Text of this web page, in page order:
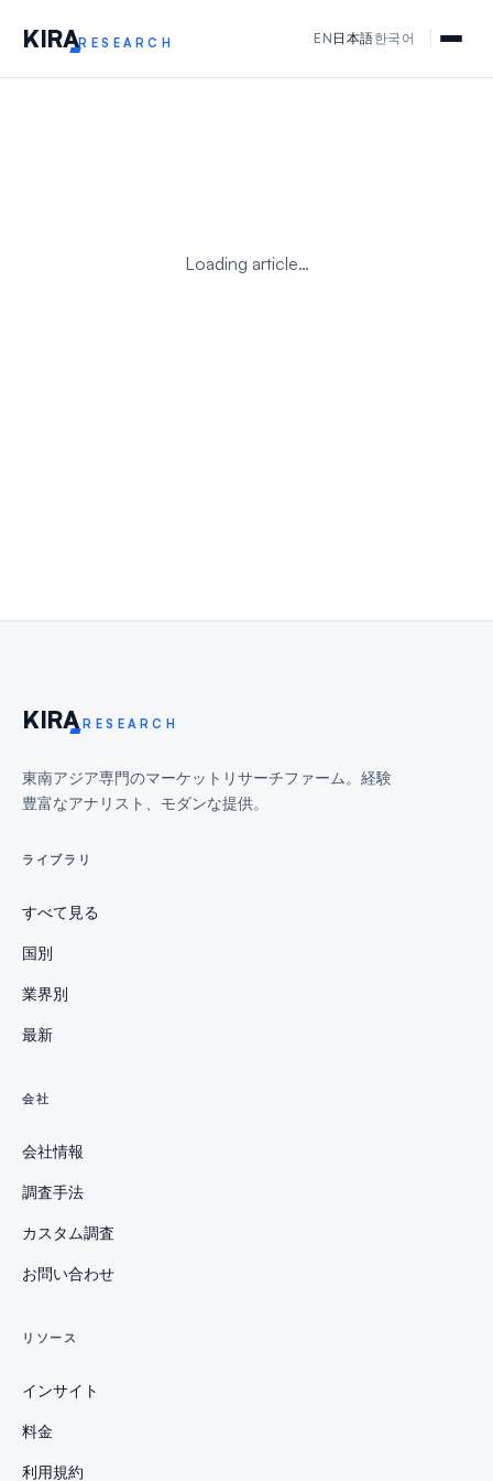
KIRARESEARCH EN 日本語한국어
Loading article…
KIRA RESEARCH
東南アジア専門のマーケットリサーチファーム。経験
豊富なアナリスト、モダンな提供。
ライブラリ
すべて見る
国別
業界別
最新
会社
会社情報
調査手法
カスタム調査
お問い合わせ
リソース
インサイト
料金
利用規約